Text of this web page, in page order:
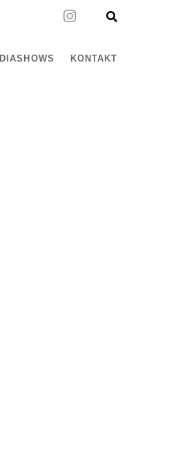
DIASHOWS KONTAKT